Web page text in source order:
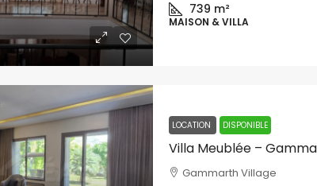
739 m²
MAISON & VILLA
LOCATION DISPONIBLE
Villa Meublée –
Gammarth Village